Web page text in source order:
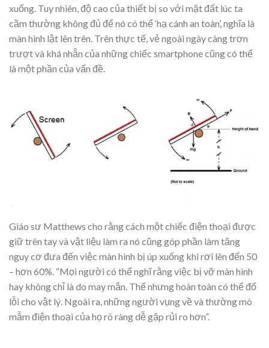
xuống. Tuy nhiên, độ cao của thiết bị so với mặt đất lúc ta
cầm thường không đủ để nó có thể ‘hạ cánh an toàn’, nghĩa là
màn hình lật lên trên. Trên thực tế, vẻ ngoài ngày càng trơn
trượt và khá nhẵn của những chiếc smartphone cũng có thể
là một phần của vấn đề.
Giáo sư Matthews cho rằng cách một chiếc điện thoại được
giữ trên tay và vật liệu làm ra nó cũng góp phần làm tăng
nguy cơ đưa đến việc màn hình bị úp xuống khi rơi lên đến 50
– hơn 60%. “Mọi người có thể nghĩ rằng việc bị vỡ màn hình
hay không chỉ là do may mắn. Thế nhưng hoàn toàn có thể đổ
lỗi cho vật lý. Ngoài ra, những người vụng về và thường mò
mẫm điện thoại của họ rõ ràng dễ gặp rủi ro hơn”.